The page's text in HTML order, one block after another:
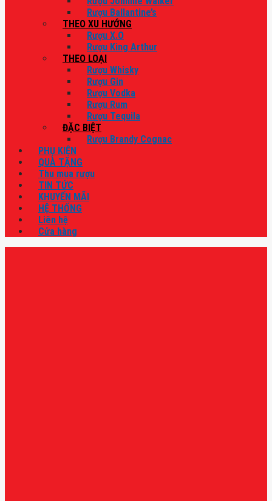
Rượu Ballantine’s
THEO XU HƯỚNG
Rượu X.O
Rượu King Arthur
THEO LOẠI
Rượu Whisky
Rượu Gin
Rượu Vodka
Rượu Rum
Rượu Tequila
ĐẶC BIỆT
Rượu Brandy Cognac
PHỤ KIỆN
QUÀ TẶNG
Thu mua rượu
TIN TỨC
KHUYẾN MÃI
HỆ THỐNG
Liên hệ
Cửa hàng